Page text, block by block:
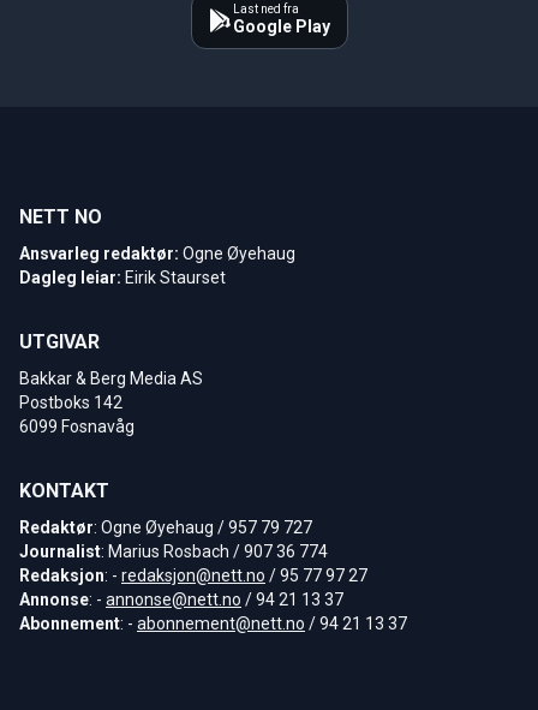
Last ned fra
Google Play
NETT NO
Ansvarleg redaktør: Ogne Øyehaug
Dagleg leiar: Eirik Staurset
UTGIVAR
Bakkar & Berg Media AS
Postboks 142
6099 Fosnavåg
KONTAKT
Redaktør: Ogne Øyehaug / 957 79 727
Journalist: Marius Rosbach / 907 36 774
Redaksjon: - redaksjon@nett.no / 95 77 97 27
Annonse: - annonse@nett.no / 94 21 13 37
Abonnement: - abonnement@nett.no / 94 21 13 37